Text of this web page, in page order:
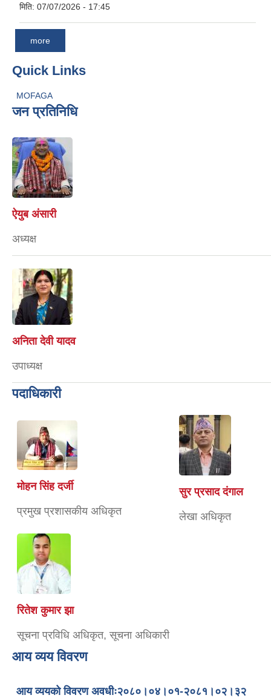
मिति: 07/07/2026 - 17:45
more
Quick Links
MOFAGA
जन प्रतिनिधि
ऐयुब अंसारी
अध्यक्ष
अनिता देवी यादव
उपाध्यक्ष
पदाधिकारी
मोहन सिंह दर्जी
प्रमुख प्रशासकीय अधिकृत
सुर प्रसाद दंगाल
लेखा अधिकृत
रितेश कुमार झा
सूचना प्रविधि अधिकृत, सूचना अधिकारी
आय व्यय विवरण
आय व्ययको विवरण अवधीः२०८०।०४।०१-२०८१।०२।३२